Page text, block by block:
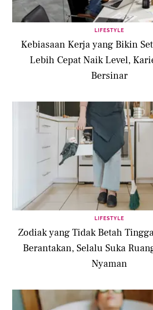
LIFESTYLE
Kebiasaan Kerja yang Bikin
Lebih Cepat Naik Level,
Bersinar
LIFESTYLE
Zodiak yang Tidak Betah
Berantakan, Selalu Suka
Nyaman